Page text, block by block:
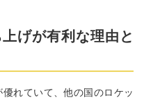
げが有利な理由と
れていて、他の国のロケッ